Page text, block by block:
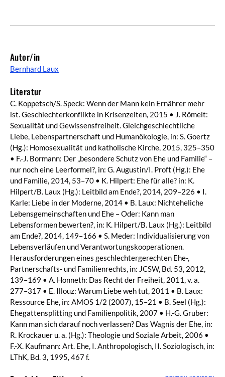
Autor/in
Bernhard Laux
Literatur
C. Koppetsch/S. Speck: Wenn der Mann kein Ernährer mehr
ist. Geschlechterkonflikte in Krisenzeiten, 2015 • J. Römelt:
Sexualität und Gewissensfreiheit. Gleichgeschlechtliche
Liebe, Lebenspartnerschaft und Humanökologie, in: S. Goertz
(Hg.): Homosexualität und katholische Kirche, 2015, 325–350
• F.-J. Bormann: Der „besondere Schutz von Ehe und Familie“ –
nur noch eine Leerformel?, in: G. Augustin/I. Proft (Hg.): Ehe
und Familie, 2014, 53–70 • K. Hilpert: Ehe für alle? in: K.
Hilpert/B. Laux (Hg.): Leitbild am Ende?, 2014, 209–226 • I.
Karle: Liebe in der Moderne, 2014 • B. Laux: Nichteheliche
Lebensgemeinschaften und Ehe – Oder: Kann man
Lebensformen bewerten?, in: K. Hilpert/B. Laux (Hg.): Leitbild
am Ende?, 2014, 149–166 • S. Meder: Individualisierung von
Lebensverläufen und Verantwortungskooperationen.
Herausforderungen eines geschlechtergerechten Ehe-,
Partnerschafts- und Familienrechts, in: JCSW, Bd. 53, 2012,
139–169 • A. Honneth: Das Recht der Freiheit, 2011, v. a.
277–317 • E. Illouz: Warum Liebe weh tut, 2011 • B. Laux:
Ressource Ehe, in: AMOS 1/2 (2007), 15–21 • B. Seel (Hg.):
Ehegattensplitting und Familienpolitik, 2007 • H.-G. Gruber:
Kann man sich darauf noch verlassen? Das Wagnis der Ehe, in:
R. Krockauer u. a. (Hg.): Theologie und Soziale Arbeit, 2006 •
F.-X. Kaufmann: Art. Ehe, I. Anthropologisch, II. Soziologisch, in:
LThK, Bd. 3, 1995, 467 f.